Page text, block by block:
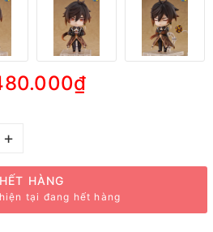
+
HẾT HÀNG
tại đang hết hàng